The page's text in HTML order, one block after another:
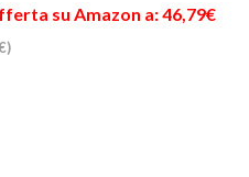
su Amazon a: 46,79€